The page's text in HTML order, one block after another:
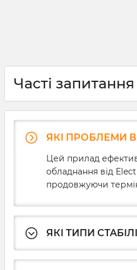
Часті
ЯКІ ПРОБЛЕМИ
Цей прилад
обладнання від
продовжуючи
ЯКІ ТИПИ